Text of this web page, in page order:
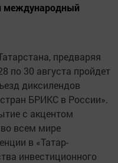
международный
предваряя
по 30 августа пройдет
диксилендов
БРИКС в России».
с акцентом
всем мире
в «Татар-
инвестиционного